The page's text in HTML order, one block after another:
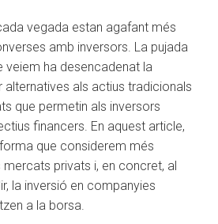
vegada estan agafant més
amb inversors. La pujada
veiem ha desencadenat la
als actius tradicionals
que permetin als inversors
financers. En aquest article,
que considerem més
mercats privats i, en concret, al
la inversió en companyies
a la borsa.